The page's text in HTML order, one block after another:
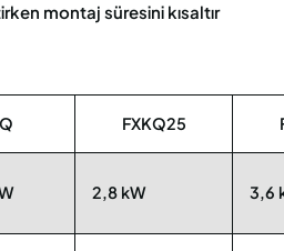
montaj süresini kısaltır
FXKQ25
2,8 kW 3,6